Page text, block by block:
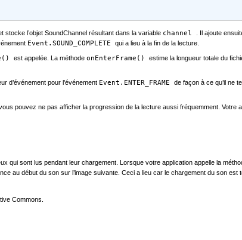
stocke l’objet SoundChannel résultant dans la variable channel
. Il ajoute
Event.SOUND_COMPLETE qui a lieu à la fin de la lecture.
est appelée. La méthode onEnterFrame() estime la longueur totale du
d’événement pour l’événement Event.ENTER_FRAME de façon à ce qu’il ne
pouvez ne pas afficher la progression de la lecture aussi fréquemment. Votre
qui sont lus pendant leur chargement. Lorsque votre application appelle la
au début du son sur l’image suivante. Ceci a lieu car le chargement du son
Commons.